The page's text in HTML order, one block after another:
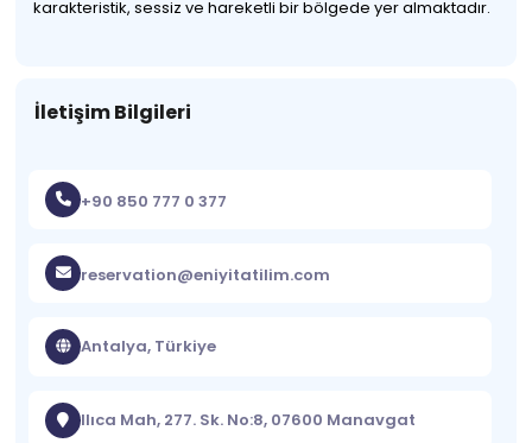
karakteristik, sessiz ve hareketli bir bölgede yer almaktadır.
İletişim Bilgileri
+90 850 777 0 377
reservation@eniyitatilim.com
Antalya, Türkiye
Ilıca Mah, 277. Sk. No:8, 07600 Manavgat